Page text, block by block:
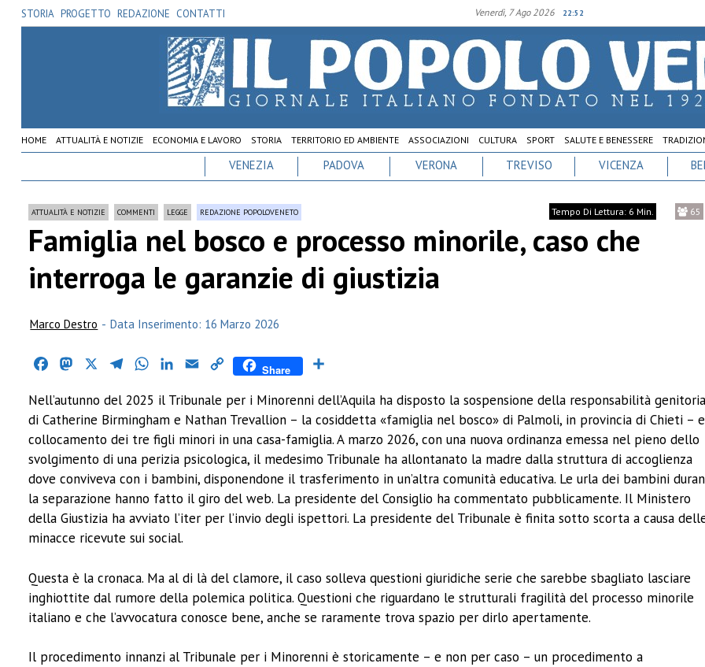
STORIA PROGETTO REDAZIONE CONTATTI Venerdì, 7 Ago 2026 22:52
HOME ATTUALITÀ E NOTIZIE ECONOMIA E LAVORO STORIA TERRITORIO ED AMBIENTE ASSOCIAZIONI CULTURA SPORT SALUTE E BENESSERE
VENEZIA PADOVA VERONA TREVISO VICENZA
ATTUALITÀ E NOTIZIE COMMENTI LEGGE REDAZIONE POPOLOVENETO Tempo Di Lettura: 6 Min. 65
Famiglia nel bosco e processo minorile, caso che
interroga le garanzie di giustizia
Marco Destro - Data Inserimento: 16 Marzo 2026
FacebookMastodon TelegramWhatsAppLinkedIn
Email Copy
Share
Nell’autunno del 2025 il Tribunale per i Minorenni dell’Aquila ha disposto la sospensione della responsabilità
di Catherine Birmingham e Nathan Trevallion – la cosiddetta «famiglia nel bosco» di Palmoli, in provincia di Chieti –
collocamento dei tre figli minori in una casa-famiglia. A marzo 2026, con una nuova ordinanza emessa nel pieno dello
svolgimento di una perizia psicologica, il medesimo Tribunale ha allontanato la madre dalla struttura di accoglienza
dove conviveva con i bambini, disponendone il trasferimento in un’altra comunità educativa. Le urla dei bambini
la separazione hanno fatto il giro del web. La presidente del Consiglio ha commentato pubblicamente. Il Ministero
della Giustizia ha avviato l’iter per l’invio degli ispettori. La presidente del Tribunale è finita sotto scorta a causa
minacce ricevute sui social.
Questa è la cronaca. Ma al di là del clamore, il caso solleva questioni giuridiche serie che sarebbe sbagliato lasciare
inghiottite dal rumore della polemica politica. Questioni che riguardano le strutturali fragilità del processo minorile
italiano e che l’avvocatura conosce bene, anche se raramente trova spazio per dirlo apertamente.
Il procedimento innanzi al Tribunale per i Minorenni è storicamente – e non per caso – un procedimento a